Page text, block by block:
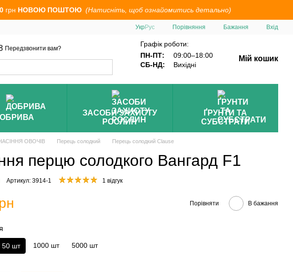
грн НОВОЮ ПОШТОЮ (Натисніть, щоб ознайомитись детально)
УкрРус Порівняння Бажання Вхід
Передзвонити вам?
Графік роботи:
ПН-ПТ:
09:00–18:00
СБ-НД:
Вихідні
Мій кошик
ЗАСОБИ ЗАХИСТУ
РОСЛИН
ҐРУНТИ ТА
СУБСТРАТИ
ОВОЧІВ Перець солодкий Перець солодкий Clause
перцю солодкого Вангард F1
Артикул: 3914-1 1 відгук
Порівняти В бажання
50 шт 1000 шт 5000 шт